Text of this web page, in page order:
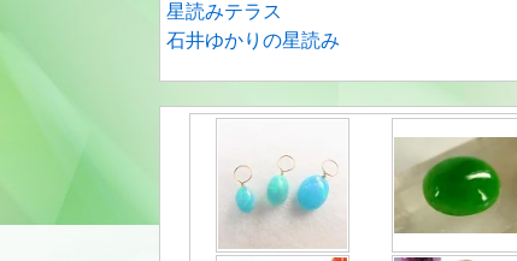
ブ
星読みテラス
石井ゆかりの星読み